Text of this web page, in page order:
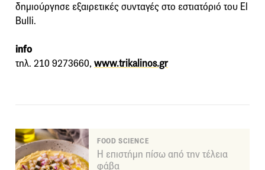
δημιούργησε εξαιρετικές συνταγές στο εστιατόριό του El
Bulli.
info
τηλ. 210 9273660, www.trikalinos.gr
FOOD SCIENCE
Η επιστήμη πίσω από την τέλεια
φάβα